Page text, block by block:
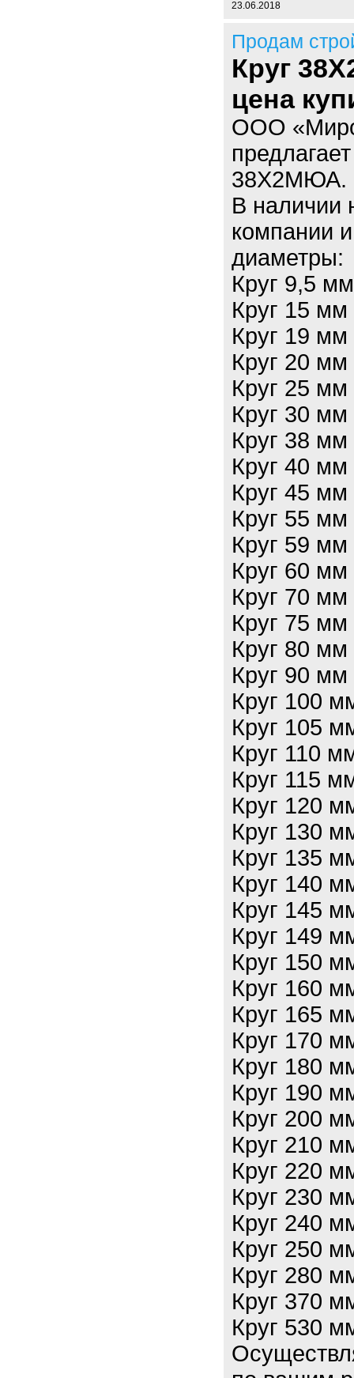
23.06.2018
Продам
Круг
цена
ООО
38Х2МЮА.
В наличии
компании
диаметры:
Круг 9,5
Круг 15
Круг 19
Круг 20
Круг 25
Круг 30
Круг 38
Круг 40
Круг 45
Круг 55
Круг 59
Круг 60
Круг 70
Круг 75
Круг 80
Круг 90
Круг 100
Круг 105
Круг 110
Круг 115
Круг 120
Круг 130
Круг 135
Круг 140
Круг 145
Круг 149
Круг 150
Круг 160
Круг 165
Круг 170
Круг 180
Круг 190
Круг 200
Круг 210
Круг 220
Круг 230
Круг 240
Круг 250
Круг 280
Круг 370
Круг 530